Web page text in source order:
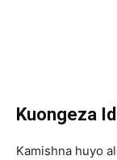
Kuongeza
Kamishna huyo